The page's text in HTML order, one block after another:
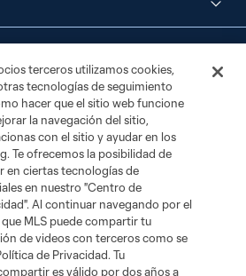
terceros utilizamos cookies,
tecnologías de seguimiento
hacer que el sitio web funcione
la navegación del sitio,
con el sitio y ayudar en los
Te ofrecemos la posibilidad de
en ciertas tecnologías de
en nuestro "Centro de
Al continuar navegando por el
MLS puede compartir tu
de videos con terceros como se
de Privacidad. Tu
es válido por dos años a